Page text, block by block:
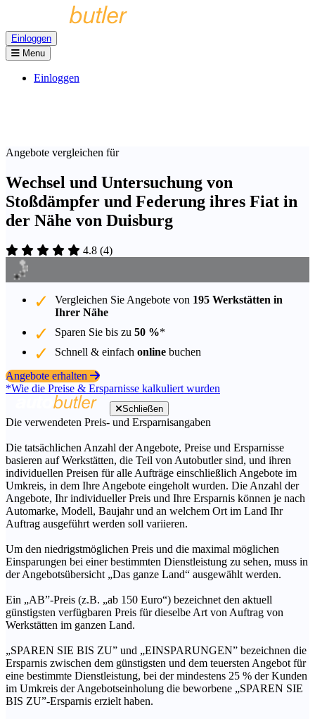
Einloggen
Menu
Einloggen
Angebote vergleichen für
Wechsel und Untersuchung von
Stoßdämpfer und Federung ihres Fiat in
der Nähe von Duisburg
4.8 (4)
Vergleichen Sie Angebote von 195 Werkstätten in
Ihrer Nähe
Sparen Sie bis zu 50 %*
Schnell & einfach online buchen
Angebote erhalten
*Wie die Preise & Ersparnisse kalkuliert wurden
Schließen
Die verwendeten Preis- und Ersparnisangaben
Die tatsächlichen Anzahl der Angebote, Preise und Ersparnisse
basieren auf Werkstätten, die Teil von Autobutler sind, und ihren
individuellen Preisen für alle Aufträge einschließlich Angebote im
Umkreis, in dem Ihre Angebote eingeholt wurden. Die Anzahl der
Angebote, Ihr individueller Preis und Ihre Ersparnis können je nach
Automarke, Modell, Baujahr und an welchem Ort im Land Ihr
Auftrag ausgeführt werden soll variieren.
Um den niedrigstmöglichen Preis und die maximal möglichen
Einsparungen bei einer bestimmten Dienstleistung zu sehen, muss in
der Angebotsübersicht „Das ganze Land“ ausgewählt werden.
Ein „AB”-Preis (z.B. „ab 150 Euro“) bezeichnet den aktuell
günstigsten verfügbaren Preis für dieselbe Art von Auftrag von
Werkstätten im ganzen Land.
„SPAREN SIE BIS ZU” und „EINSPARUNGEN” bezeichnen die
Ersparnis zwischen dem günstigsten und dem teuersten Angebot für
eine bestimmte Dienstleistung, bei der mindestens 25 % der Kunden
im Umkreis der Angebotseinholung die beworbene „SPAREN SIE
BIS ZU”-Ersparnis erzielt haben.